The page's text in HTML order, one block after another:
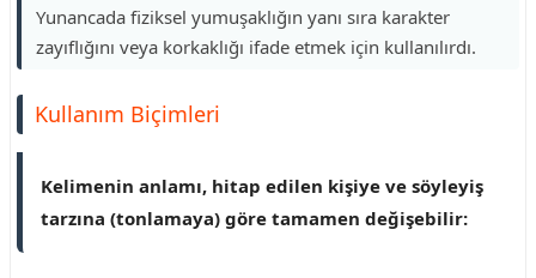
Yunancada fiziksel yumuşaklığın yanı sıra karakter
zayıflığını veya korkaklığı ifade etmek için kullanılırdı.
Kullanım Biçimleri
Kelimenin anlamı, hitap edilen kişiye ve söyleyiş
tarzına (tonlamaya) göre tamamen değişebilir: